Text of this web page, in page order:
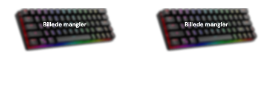
var:
kr. 599,00.kr. 399,00.
var:
kr. 424,00.kr.